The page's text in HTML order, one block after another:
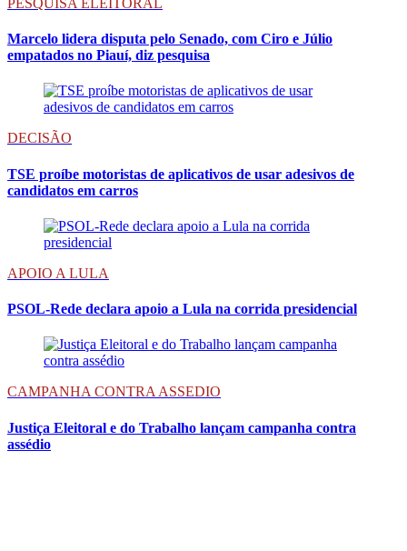
Marcelo lidera disputa pelo Senado, com Ciro e Júlio
empatados no Piauí, diz pesquisa
DECISÃO
TSE proíbe motoristas de aplicativos de usar adesivos de
candidatos em carros
APOIO A LULA
PSOL-Rede declara apoio a Lula na corrida presidencial
CAMPANHA CONTRA ASSEDIO
Justiça Eleitoral e do Trabalho lançam campanha contra
assédio